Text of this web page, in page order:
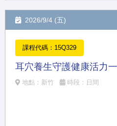
2026/9/4 (五)
課程代碼：15Q329
耳穴養生守護健康活力
地點：新竹 時段：日間